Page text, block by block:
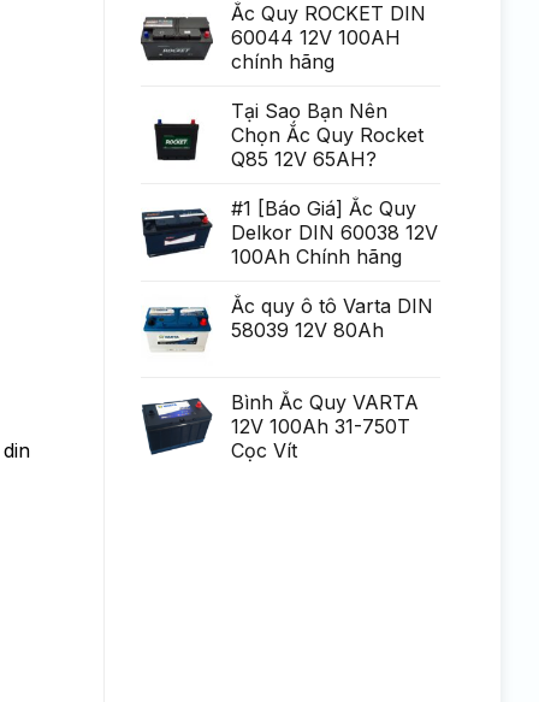
Generare
Eminent
variabilitatea
poate
fi
uria?
tiga
mult
mai
Chirurgie
mult
mai
pu?
Ắc Quy ROCKET DIN
60044 12V 100AH
chính hãng
Tại Sao Bạn Nên
Chọn Ắc Quy Rocket
Q85 12V 65AH?
#1 [Báo Giá] Ắc Quy
Delkor DIN 60038 12V
100Ah Chính hãng
Ắc quy ô tô Varta DIN
58039 12V 80Ah
Bình Ắc Quy VARTA
12V 100Ah 31-750T
Cọc Vít